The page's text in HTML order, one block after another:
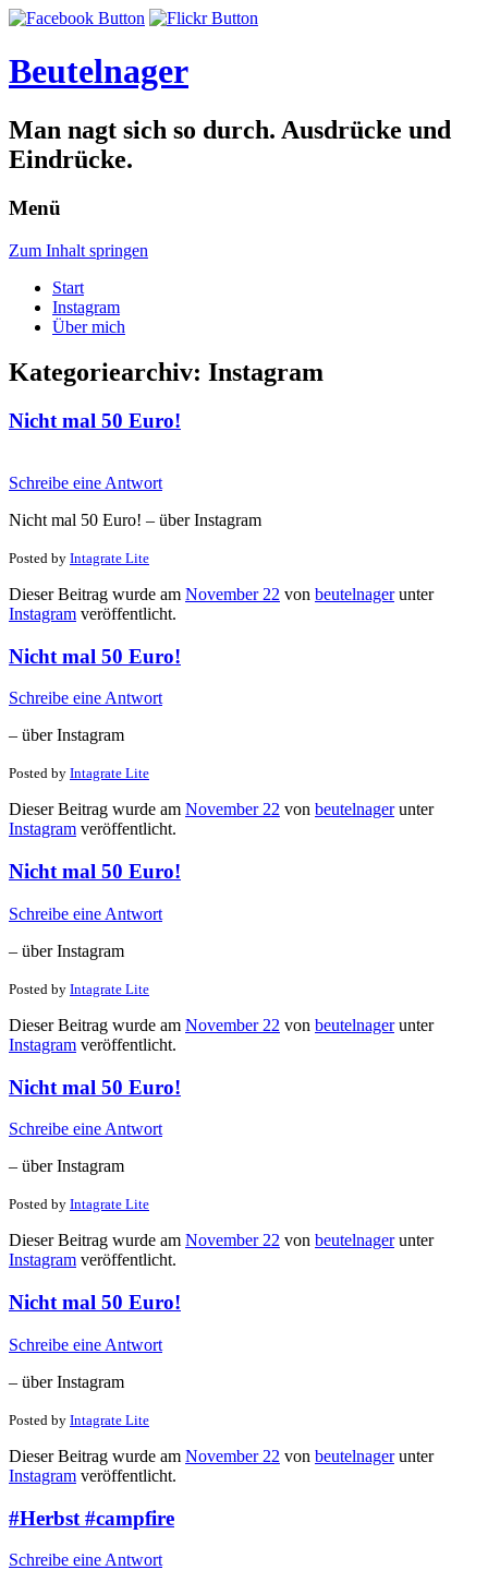
Beutelnager
Man nagt sich so durch. Ausdrücke und
Eindrücke.
Menü
Zum Inhalt springen
Start
Instagram
Über mich
Kategoriearchiv: Instagram
Nicht mal 50 Euro!
Schreibe eine Antwort
Nicht mal 50 Euro! – über Instagram
Posted by Intagrate Lite
Dieser Beitrag wurde am November 22 von beutelnagerunter
Instagram veröffentlicht.
Nicht mal 50 Euro!
Schreibe eine Antwort
– über Instagram
Posted by Intagrate Lite
Dieser Beitrag wurde am November 22 von beutelnagerunter
Instagram veröffentlicht.
Nicht mal 50 Euro!
Schreibe eine Antwort
– über Instagram
Posted by Intagrate Lite
Dieser Beitrag wurde am November 22 von beutelnagerunter
Instagram veröffentlicht.
Nicht mal 50 Euro!
Schreibe eine Antwort
– über Instagram
Posted by Intagrate Lite
Dieser Beitrag wurde am November 22 von beutelnagerunter
Instagram veröffentlicht.
Nicht mal 50 Euro!
Schreibe eine Antwort
– über Instagram
Posted by Intagrate Lite
Dieser Beitrag wurde am November 22 von beutelnagerunter
Instagram veröffentlicht.
#Herbst #campfire
Schreibe eine Antwort